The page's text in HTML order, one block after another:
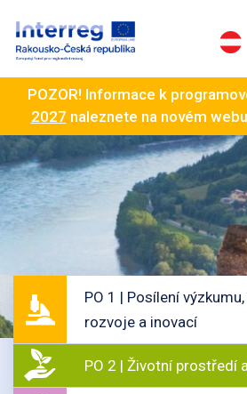
POZOR! Informace k
2027 naleznete na novém webu
PO 1 | Posílení
rozvoje a inovací
PO 2 | Životní prostředí